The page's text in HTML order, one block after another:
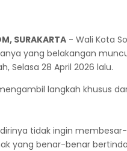
SURAKARTA - Wali Kota
yang belakangan
Selasa 28 April 2026 lalu.
langkah khusus
tidak ingin
yang benar-benar